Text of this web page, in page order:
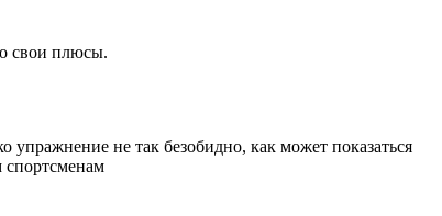
свои плюсы.
не так безобидно, как может показаться
спортсменам